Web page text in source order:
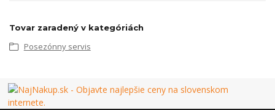
Tovar zaradený v kategóriách
Posezónny servis